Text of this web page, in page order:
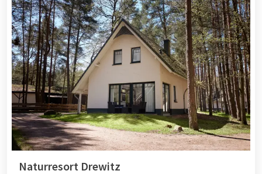
Naturresort Drewitz